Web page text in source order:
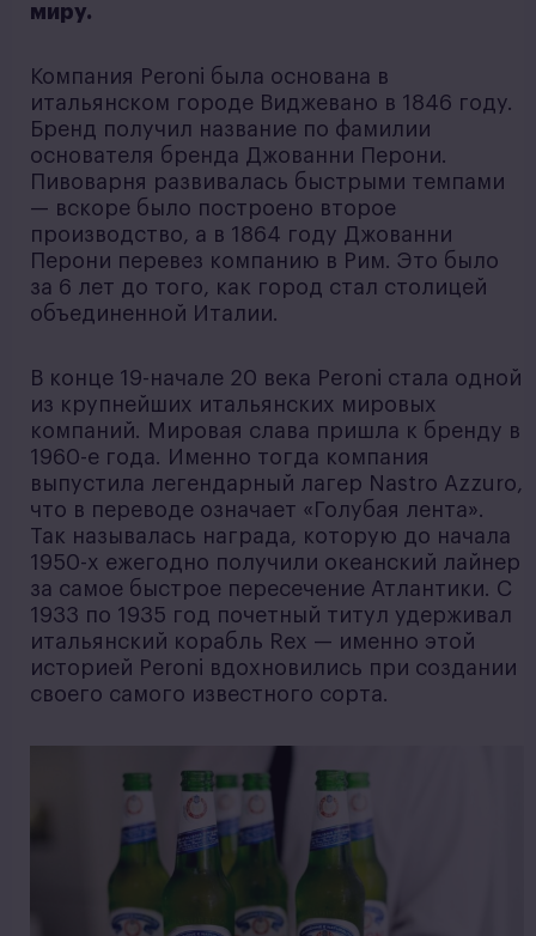
миру.
Компания Peroni была основана в
итальянском городе Виджевано в 1846 году.
Бренд получил название по фамилии
основателя бренда Джованни Перони.
Пивоварня развивалась быстрыми темпами
— вскоре было построено второе
производство, а в 1864 году Джованни
Перони перевез компанию в Рим. Это было
за 6 лет до того, как город стал столицей
объединенной Италии.
В конце 19-начале 20 века Peroni стала одной
из крупнейших итальянских мировых
компаний. Мировая слава пришла к бренду в
1960-е года. Именно тогда компания
выпустила легендарный лагер Nastro Azzuro,
что в переводе означает «Голубая лента».
Так называлась награда, которую до начала
1950-х ежегодно получили океанский лайнер
за самое быстрое пересечение Атлантики. С
1933 по 1935 год почетный титул удерживал
итальянский корабль Rex — именно этой
историей Peroni вдохновились при создании
своего самого известного сорта.